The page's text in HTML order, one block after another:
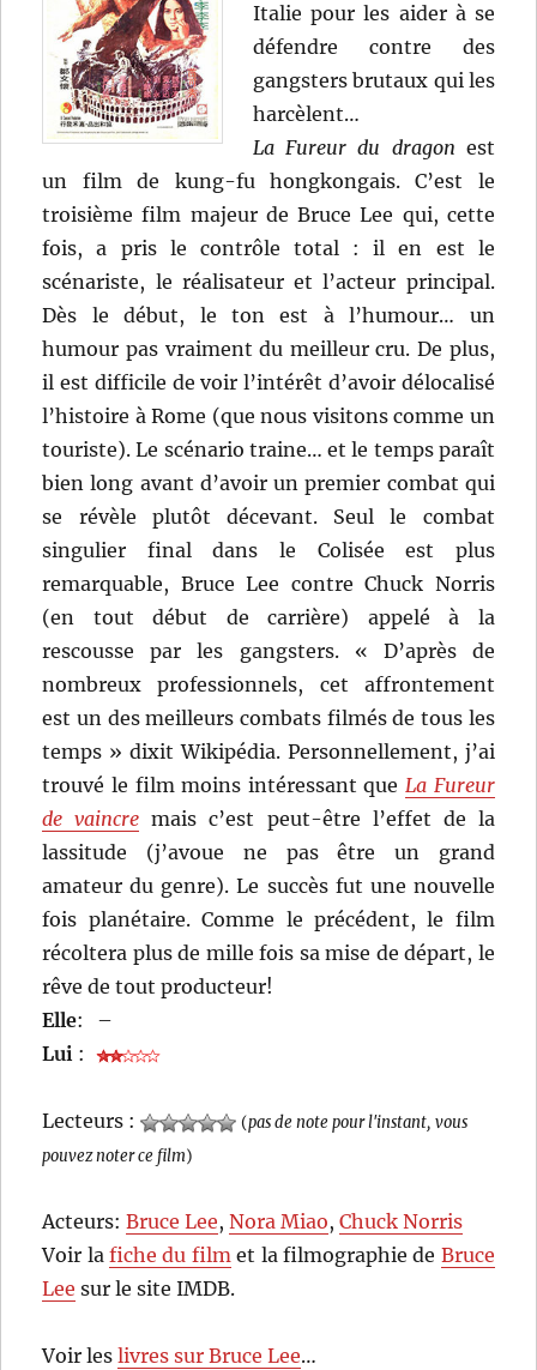
Italie pour les aider à se
défendre contre des
gangsters brutaux qui les
harcèlent…
La Fureur du dragon est
un film de kung-fu hongkongais. C’est le
troisième film majeur de Bruce Lee qui, cette
fois, a pris le contrôle total : il en est le
scénariste, le réalisateur et l’acteur principal.
Dès le début, le ton est à l’humour… un
humour pas vraiment du meilleur cru. De plus,
il est difficile de voir l’intérêt d’avoir délocalisé
l’histoire à Rome (que nous visitons comme un
touriste). Le scénario traine… et le temps paraît
bien long avant d’avoir un premier combat qui
se révèle plutôt décevant. Seul le combat
singulier final dans le Colisée est plus
remarquable, Bruce Lee contre Chuck Norris
(en tout début de carrière) appelé à la
rescousse par les gangsters. « D’après de
nombreux professionnels, cet affrontement
est un des meilleurs combats filmés de tous les
temps » dixit Wikipédia. Personnellement, j’ai
trouvé le film moins intéressant queLa Fureur
de vaincre mais c’est peut-être l’effet de la
lassitude (j’avoue ne pas être un grand
amateur du genre). Le succès fut une nouvelle
fois planétaire. Comme le précédent, le film
récoltera plus de mille fois sa mise de départ, le
rêve de tout producteur!
Elle:
–
Lui :
Lecteurs : (pas de note pour l'instant, vous
pouvez noter ce film)
Acteurs:Bruce Lee,Nora Miao,Chuck Norris
Voir lafiche du filmet la filmographie de Bruce
Lee sur le site IMDB.
Voir leslivres sur Bruce Lee…